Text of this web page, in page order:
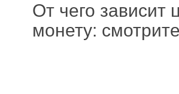
От чего зависит
монету: